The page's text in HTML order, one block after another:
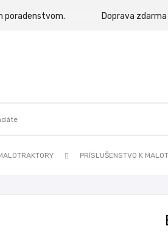
poradenstvom.
Doprava
PRÍSLUŠENSTVO K